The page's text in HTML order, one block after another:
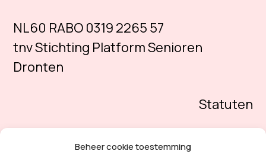
Beheer cookie toestemming
NL60 RABO 0319 2265 57
tnv Stichting Platform Senioren
Dronten
Statuten